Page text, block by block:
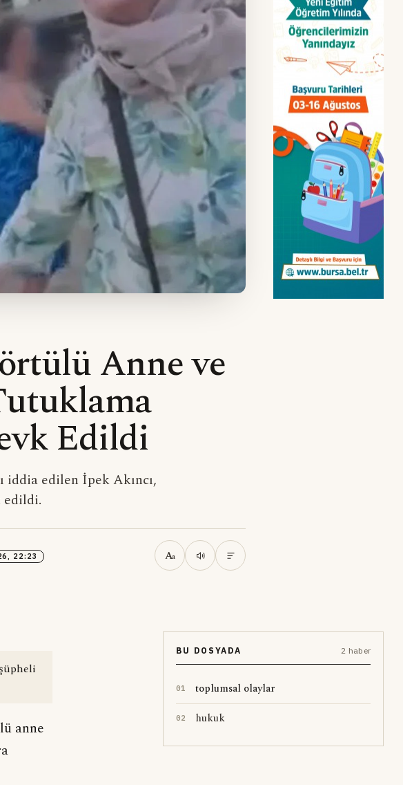
Anne ve
Edildi
iddia edilen İpek Akıncı,
edildi.
22:23 Aa
anne
BU DOSYADA 2 haber
01 toplumsal olaylar
02 hukuk